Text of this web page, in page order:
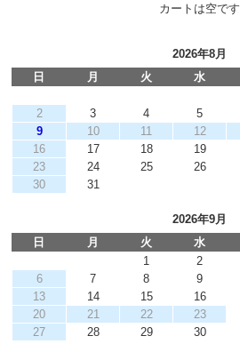
カートは空です
2026年8月
日
月 火 水
2
3 4 5
9
10 11 12
16
17 18 19
23
24 25 26
30
31
2026年9月
日
月 火 水
1
2
6
7 8 9
13
14 15 16
20
21 22 23
27
28 29 30